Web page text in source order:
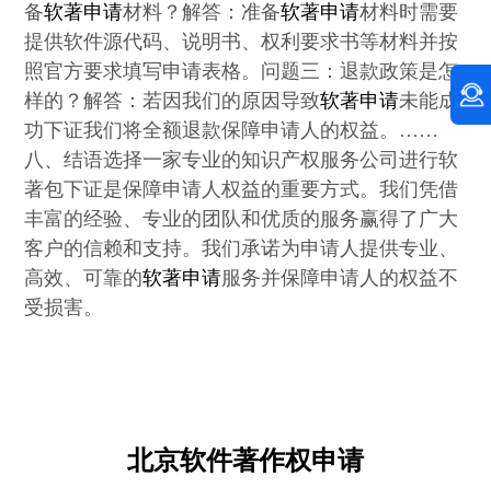
备软著申请材料？解答：准备软著申请材料时需要
提供软件源代码、说明书、权利要求书等材料并按
照官方要求填写申请表格。问题三：退款政策是怎
样的？解答：若因我们的原因导致软著申请未能成
功下证我们将全额退款保障申请人的权益。……
八、结语选择一家专业的知识产权服务公司进行软
著包下证是保障申请人权益的重要方式。我们凭借
丰富的经验、专业的团队和优质的服务赢得了广大
客户的信赖和支持。我们承诺为申请人提供专业、
高效、可靠的软著申请服务并保障申请人的权益不
受损害。
北京软件著作权申请